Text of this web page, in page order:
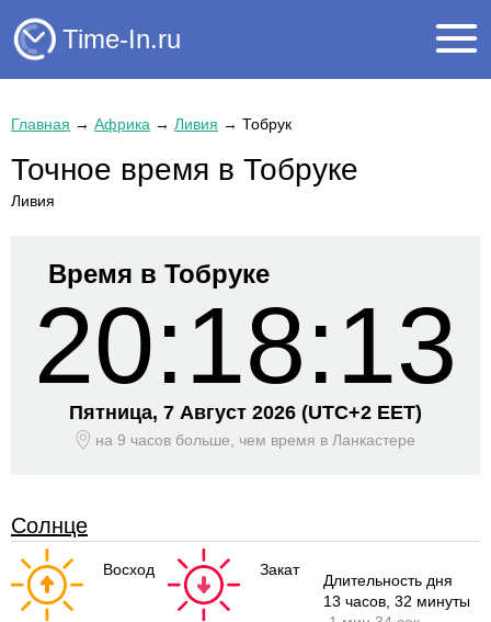
Time-In.ru
Главная → Африка → Ливия → Тобрук
Точное время в Тобруке
Ливия
Время в Тобруке
20:18:13
Пятница, 7 Август 2026 (UTC+2 EET)
на 9 часов больше, чем время в Ланкастере
Солнце
Восход Закат
Длительность дня
13 часов , 32 минуты